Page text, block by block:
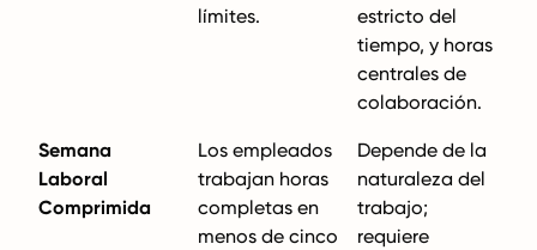
límites.
estricto del
tiempo, y horas
centrales de
colaboración.
Semana
Laboral
Comprimida
Los empleados
trabajan horas
completas en
menos de cinco
Depende de la
naturaleza del
trabajo;
requiere